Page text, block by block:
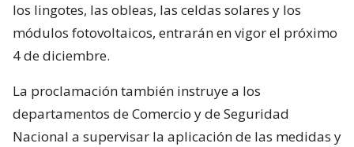
los lingotes, las obleas, las celdas solares y los
módulos fotovoltaicos, entrarán en vigor el próximo
4 de diciembre.
La proclamación también instruye a los
departamentos de Comercio y de Seguridad
Nacional a supervisar la aplicación de las medidas y